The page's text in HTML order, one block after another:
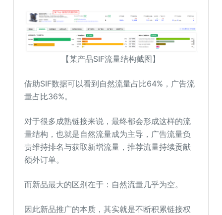
【某产品SIF流量结构截图】
借助SIF数据可以看到自然流量占比64%，广告流
量占比36%。
对于很多成熟链接来说，最终都会形成这样的流
量结构，也就是自然流量成为主导，广告流量负
责维持排名与获取新增流量，推荐流量持续贡献
额外订单。
而新品最大的区别在于：自然流量几乎为空。
因此新品推广的本质，其实就是不断积累链接权